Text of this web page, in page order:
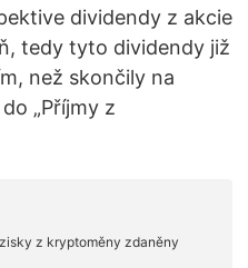
dividendy z akcie
tedy tyto dividendy již
než skončily na
„Příjmy z